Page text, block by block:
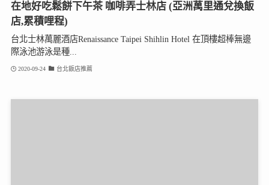
在地好吃鬆餅下午茶 咖啡弄士林店 (亞洲萬里通兌換飯
店,累積哩程)
台北士林萬麗酒店Renaissance Taipei Shihlin Hotel 在頂樓超棒無邊
際泳池游泳是種...
2020-09-24 台北飯店推薦